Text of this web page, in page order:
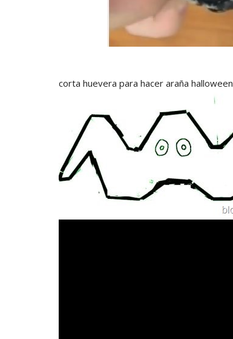
corta huevera para hacer araña halloween